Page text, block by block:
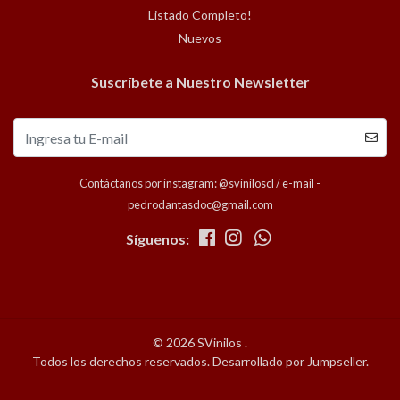
Listado Completo!
Nuevos
Suscríbete a Nuestro Newsletter
Contáctanos por instagram: @sviniloscl / e-mail -
pedrodantasdoc@gmail.com
Síguenos:
© 2026 SVinilos .
Todos los derechos reservados.Desarrollado por Jumpseller.